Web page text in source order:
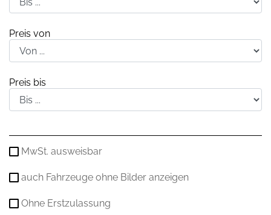
Preis von
Preis bis
MwSt. ausweisbar
auch Fahrzeuge ohne Bilder anzeigen
Ohne Erstzulassung